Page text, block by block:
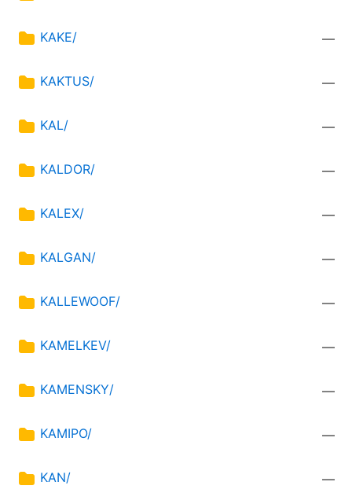
KAKE/ —
KAKTUS/ —
KAL/ —
KALDOR/ —
KALEX/ —
KALGAN/ —
KALLEWOOF/ —
KAMELKEV/ —
KAMENSKY/ —
KAMIPO/ —
KAN/ —